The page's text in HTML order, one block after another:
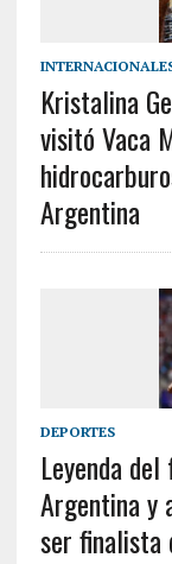
Kristalina
visitó Vaca
Argentina
DEPORTES
Leyenda
Argentina y
ser finalista